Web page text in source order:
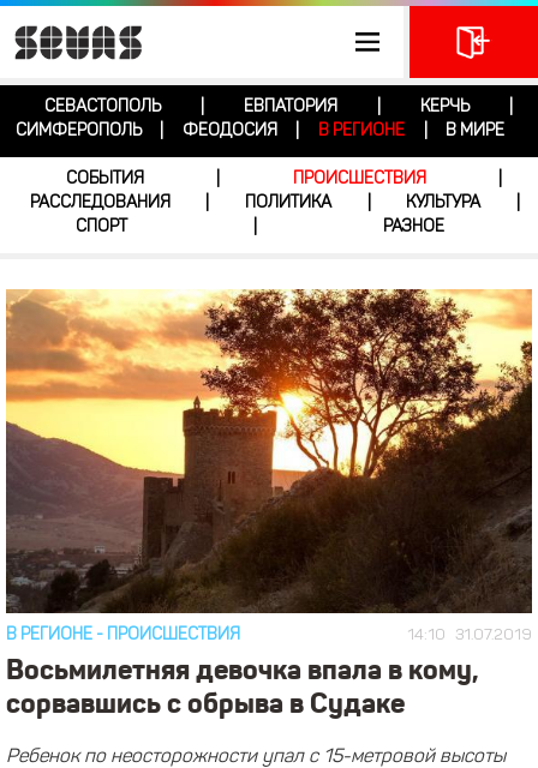
СЕВАСТОПОЛЬ ЕВПАТОРИЯ КЕРЧЬ
СИМФЕРОПОЛЬ
ФЕОДОСИЯ В РЕГИОНЕ В МИРЕ
СОБЫТИЯ ПРОИСШЕСТВИЯ
РАССЛЕДОВАНИЯ
ПОЛИТИКА КУЛЬТУРА
СПОРТ
РАЗНОЕ
14:10 31.07.2019
В РЕГИОНЕ - ПРОИСШЕСТВИЯ
Восьмилетняя девочка впала в кому,
сорвавшись с обрыва в Судаке
Ребенок по неосторожности упал с 15-метровой высоты